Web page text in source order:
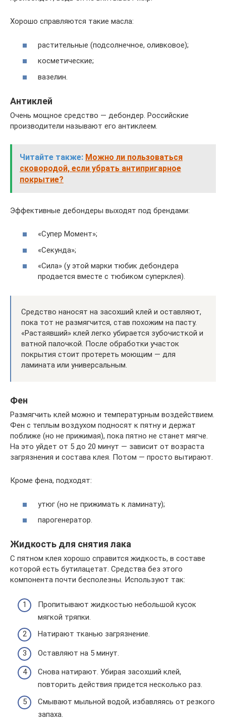
Хорошо справляются такие масла:
растительные (подсолнечное, оливковое);
косметические;
вазелин.
Антиклей
Очень мощное средство — дебондер. Российские
производители называют его антиклеем.
Читайте также: Можно ли пользоваться
сковородой, если убрать антипригарное
покрытие?
Эффективные дебондеры выходят под брендами:
«Супер Момент»;
«Секунда»;
«Сила» (у этой марки тюбик дебондера
продается вместе с тюбиком суперклея).
Средство наносят на засохший клей и оставляют,
пока тот не размягчится, став похожим на пасту.
«Растаявший» клей легко убирается зубочисткой и
ватной палочкой. После обработки участок
покрытия стоит протереть моющим — для
ламината или универсальным.
Фен
Размягчить клей можно и температурным воздействием.
Фен с теплым воздухом подносят к пятну и держат
поближе (но не прижимая), пока пятно не станет мягче.
На это уйдет от 5 до 20 минут — зависит от возраста
загрязнения и состава клея. Потом — просто вытирают.
Кроме фена, подходят:
утюг (но не прижимать к ламинату);
парогенератор.
Жидкость для снятия лака
С пятном клея хорошо справится жидкость, в составе
которой есть бутилацетат. Средства без этого
компонента почти бесполезны. Используют так:
Пропитывают жидкостью небольшой кусок
мягкой тряпки.
Натирают тканью загрязнение.
Оставляют на 5 минут.
Снова натирают. Убирая засохший клей,
повторить действия придется несколько раз.
Смывают мыльной водой, избавляясь от резкого
запаха.